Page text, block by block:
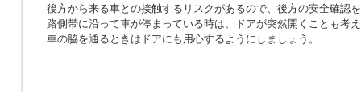
後方から来る車との接触するリスクがあるので、後方の安全確認
路側帯に沿って車が停まっている時は、ドアが突然開くことも考
車の脇を通るときはドアにも用心するようにしましょう。